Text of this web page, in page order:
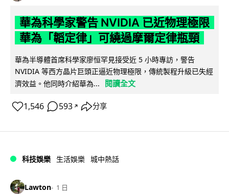
華為科學家警告 NVIDIA 已近物理極限
華為「韜定律」可繞過摩爾定律瓶頸
華為半導體首席科學家廖恒罕見接受近 5 小時專訪，警告
NVIDIA 等西方晶片巨頭正逼近物理極限，傳統製程升級已失經
濟效益。他同時介紹華為...
閱讀全文
1,546 593 ↗ 分享
科技娛樂 生活娛樂 城中熱話
Lawton 1 日